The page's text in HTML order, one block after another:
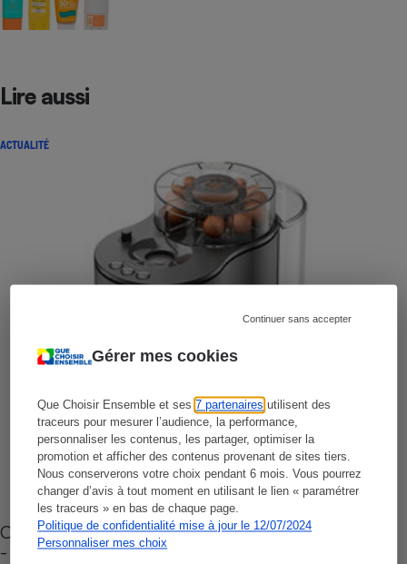
Gérer mes cookies
Que Choisir Ensemble et ses7 partenaires utilisent des
traceurs pour mesurer l’audience, la performance,
personnaliser les contenus, les partager, optimiser la
promotion et afficher des contenus provenant de sites tiers.
Nous conserverons votre choix pendant 6 mois. Vous pourrez
changer d’avis à tout moment en utilisant le lien « paramétrer
les traceurs » en bas de chaque page.
Politique de confidentialité mise à jour le 12/07/2024
Personnaliser mes choix
Continuer sans accepter
Lire aussi
ACTUALITÉ
Cafetière à capsules zéro déchet CoffeeB (vidéo)
- Premières impressions